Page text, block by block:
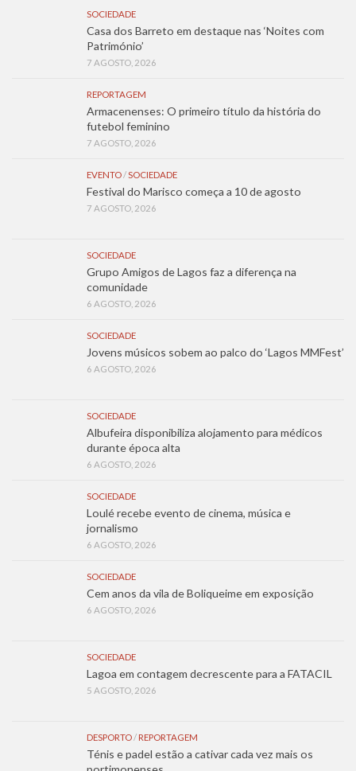
SOCIEDADE
Casa dos Barreto em destaque nas ‘Noites com
Património’
7 AGOSTO, 2026
REPORTAGEM
Armacenenses: O primeiro título da história do
futebol feminino
7 AGOSTO, 2026
EVENTO/SOCIEDADE
Festival do Marisco começa a 10 de agosto
7 AGOSTO, 2026
SOCIEDADE
Grupo Amigos de Lagos faz a diferença na
comunidade
6 AGOSTO, 2026
SOCIEDADE
Jovens músicos sobem ao palco do ‘Lagos MMFest’
6 AGOSTO, 2026
SOCIEDADE
Albufeira disponibiliza alojamento para médicos
durante época alta
6 AGOSTO, 2026
SOCIEDADE
Loulé recebe evento de cinema, música e
jornalismo
6 AGOSTO, 2026
SOCIEDADE
Cem anos da vila de Boliqueime em exposição
6 AGOSTO, 2026
SOCIEDADE
Lagoa em contagem decrescente para a FATACIL
5 AGOSTO, 2026
DESPORTO/ REPORTAGEM
Ténis e padel estão a cativar cada vez mais os